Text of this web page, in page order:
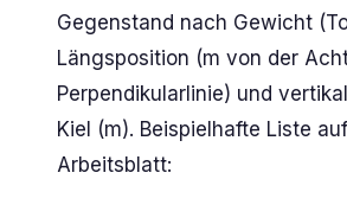
Gegenstand nach Gewicht
Längsposition (m von der
Perpendikularlinie) und
Kiel (m). Beispielhafte Liste
Arbeitsblatt: